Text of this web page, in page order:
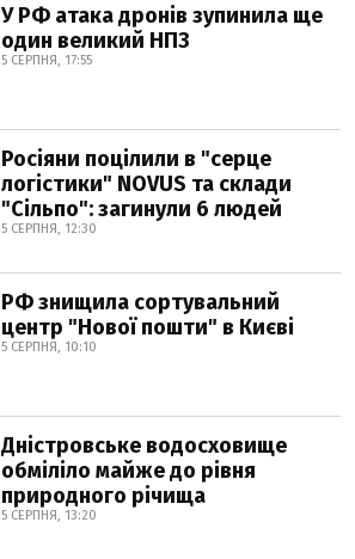
У РФ атака дронів зупинила ще
один великий НПЗ
5 СЕРПНЯ, 17:55
Росіяни поцілили в "серце
логістики" NOVUS та склади
"Сільпо": загинули 6 людей
5 СЕРПНЯ, 12:30
РФ знищила сортувальний
центр "Нової пошти" в Києві
5 СЕРПНЯ, 10:10
Дністровське водосховище
обміліло майже до рівня
природного річища
5 СЕРПНЯ, 13:20